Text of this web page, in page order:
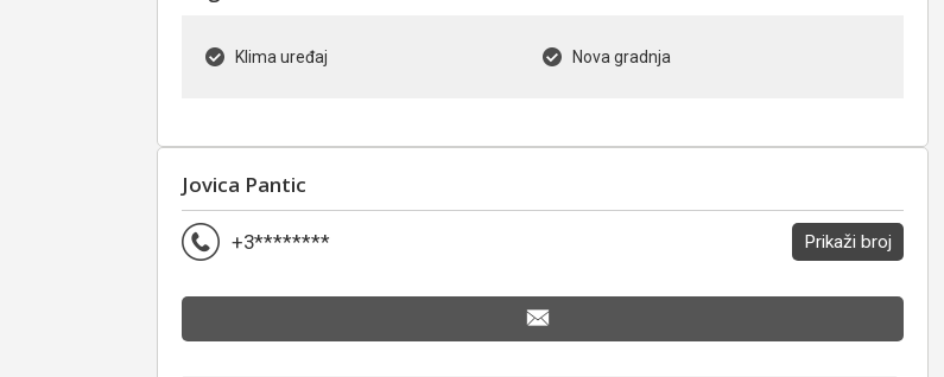
Klima uređaj Nova gradnja
Jovica Pantic
+3******** Prikaži broj